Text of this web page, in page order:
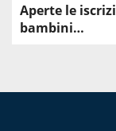
Aperte le
bambini…